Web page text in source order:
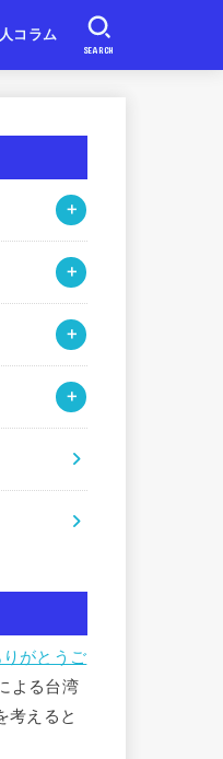
コラム
SEARCH
がとうご
よる台湾
考えると